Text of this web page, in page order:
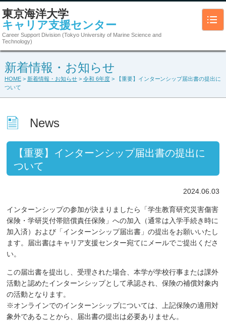
東京海洋大学
キャリア支援センター
Career Support Division (Tokyo University of Marine Science and
Technology)
新着情報・お知らせ
HOME> 新着情報・お知らせ> 令和 6年度> 【重要】インターンシップ届出書の提出に
ついて
News
【重要】インターンシップ届出書の提出に
ついて
2024.06.03
インターンシップの参加が決まりましたら「学生教育研究災害傷害
保険・学研災付帯賠償責任保険」への加入（通常は入学手続き時に
加入済）および「インターンシップ届出書」の提出をお願いいたし
ます。届出書はキャリア支援センター宛てにメールでご提出くださ
い。
この届出書を提出し、受理された場合、本学が学校行事または課外
活動と認めたインターンシップとして承認され、保険の補償対象内
の活動となります。
※オンラインでのインターンシップについては、上記保険の適用対
象外であることから、届出書の提出は必要ありません。